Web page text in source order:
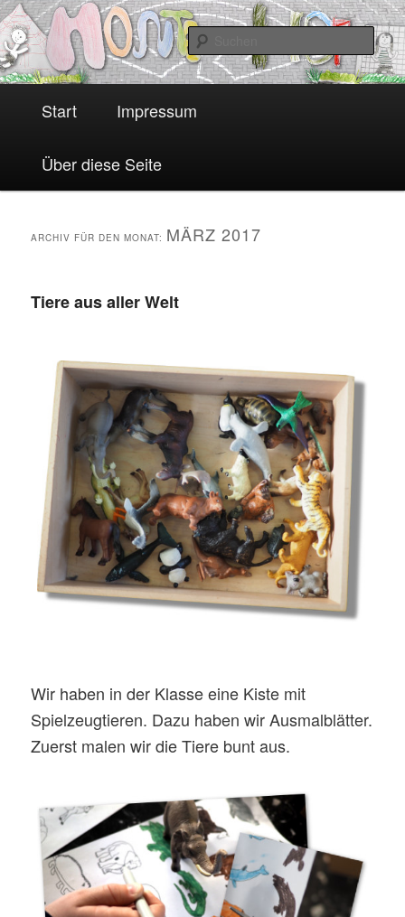
Zum
Inhalt
wechseln
Zum
sekundären
Inhalt
wechselnMonte-Hof
unser Schülerraum
Start Impressum
Über diese Seite
ARCHIV FÜR DEN MONAT: MÄRZ 2017
Tiere aus aller Welt
Wir haben in der Klasse eine Kiste mit
Spielzeugtieren. Dazu haben wir Ausmalblätter.
Zuerst malen wir die Tiere bunt aus.